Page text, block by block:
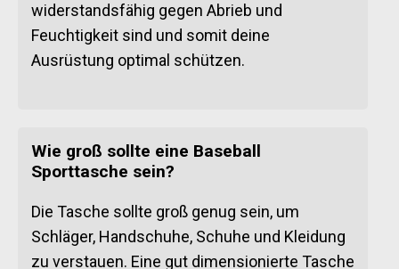
widerstandsfähig gegen Abrieb und
Feuchtigkeit sind und somit deine
Ausrüstung optimal schützen.
Wie groß sollte eine Baseball
Sporttasche sein?
Die Tasche sollte groß genug sein, um
Schläger, Handschuhe, Schuhe und Kleidung
zu verstauen. Eine gut dimensionierte Tasche